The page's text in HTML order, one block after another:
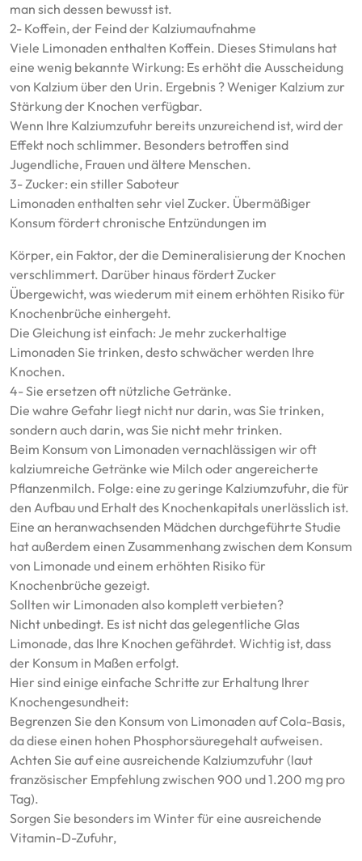
man sich dessen bewusst ist.
2- Koffein, der Feind der Kalziumaufnahme
Viele Limonaden enthalten Koffein. Dieses Stimulans hat
eine wenig bekannte Wirkung: Es erhöht die Ausscheidung
von Kalzium über den Urin. Ergebnis ? Weniger Kalzium zur
Stärkung der Knochen verfügbar.
Wenn Ihre Kalziumzufuhr bereits unzureichend ist, wird der
Effekt noch schlimmer. Besonders betroffen sind
Jugendliche, Frauen und ältere Menschen.
3- Zucker: ein stiller Saboteur
Limonaden enthalten sehr viel Zucker. Übermäßiger
Konsum fördert chronische Entzündungen im
Körper, ein Faktor, der die Demineralisierung der Knochen
verschlimmert. Darüber hinaus fördert Zucker
Übergewicht, was wiederum mit einem erhöhten Risiko für
Knochenbrüche einhergeht.
Die Gleichung ist einfach: Je mehr zuckerhaltige
Limonaden Sie trinken, desto schwächer werden Ihre
Knochen.
4- Sie ersetzen oft nützliche Getränke.
Die wahre Gefahr liegt nicht nur darin, was Sie trinken,
sondern auch darin, was Sie nicht mehr trinken.
Beim Konsum von Limonaden vernachlässigen wir oft
kalziumreiche Getränke wie Milch oder angereicherte
Pflanzenmilch. Folge: eine zu geringe Kalziumzufuhr, die für
den Aufbau und Erhalt des Knochenkapitals unerlässlich ist.
Eine an heranwachsenden Mädchen durchgeführte Studie
hat außerdem einen Zusammenhang zwischen dem Konsum
von Limonade und einem erhöhten Risiko für
Knochenbrüche gezeigt.
Sollten wir Limonaden also komplett verbieten?
Nicht unbedingt. Es ist nicht das gelegentliche Glas
Limonade, das Ihre Knochen gefährdet. Wichtig ist, dass
der Konsum in Maßen erfolgt.
Hier sind einige einfache Schritte zur Erhaltung Ihrer
Knochengesundheit:
Begrenzen Sie den Konsum von Limonaden auf Cola-Basis,
da diese einen hohen Phosphorsäuregehalt aufweisen.
Achten Sie auf eine ausreichende Kalziumzufuhr (laut
französischer Empfehlung zwischen 900 und 1.200 mg pro
Tag).
Sorgen Sie besonders im Winter für eine ausreichende
Vitamin-D-Zufuhr,